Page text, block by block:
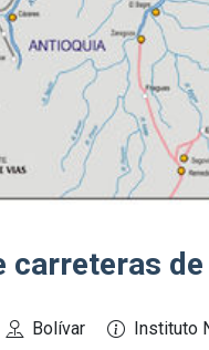
carreteras
Bolívar Instituto